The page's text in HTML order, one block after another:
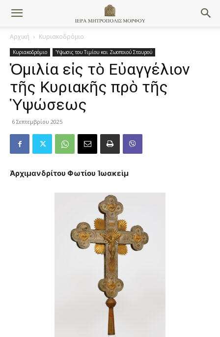
Αρχική Κυριακοδρόμιο
Κυριακοδρόμιο Ύψωσις του Τιμίου και Ζωοποιού Σταυρού
Ὁμιλία εἰς τὸ Εὐαγγέλιον
τῆς Κυριακῆς πρὸ τῆς
Ὑψώσεως
6 Σεπτεμβρίου 2025
Ἀρχιμανδρίτου Φωτίου Ἰωακεὶμ